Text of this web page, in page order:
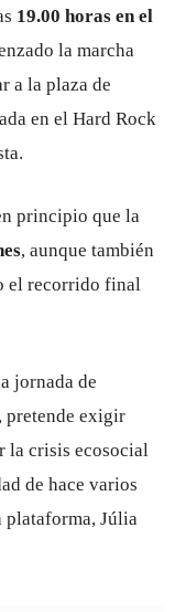
19.00 horas en el
la marcha
a la plaza de
en el Hard Rock
principio que la
, aunque también
el recorrido final
jornada de
pretende exigir
la crisis ecosocial
de hace varios
plataforma, Júlia